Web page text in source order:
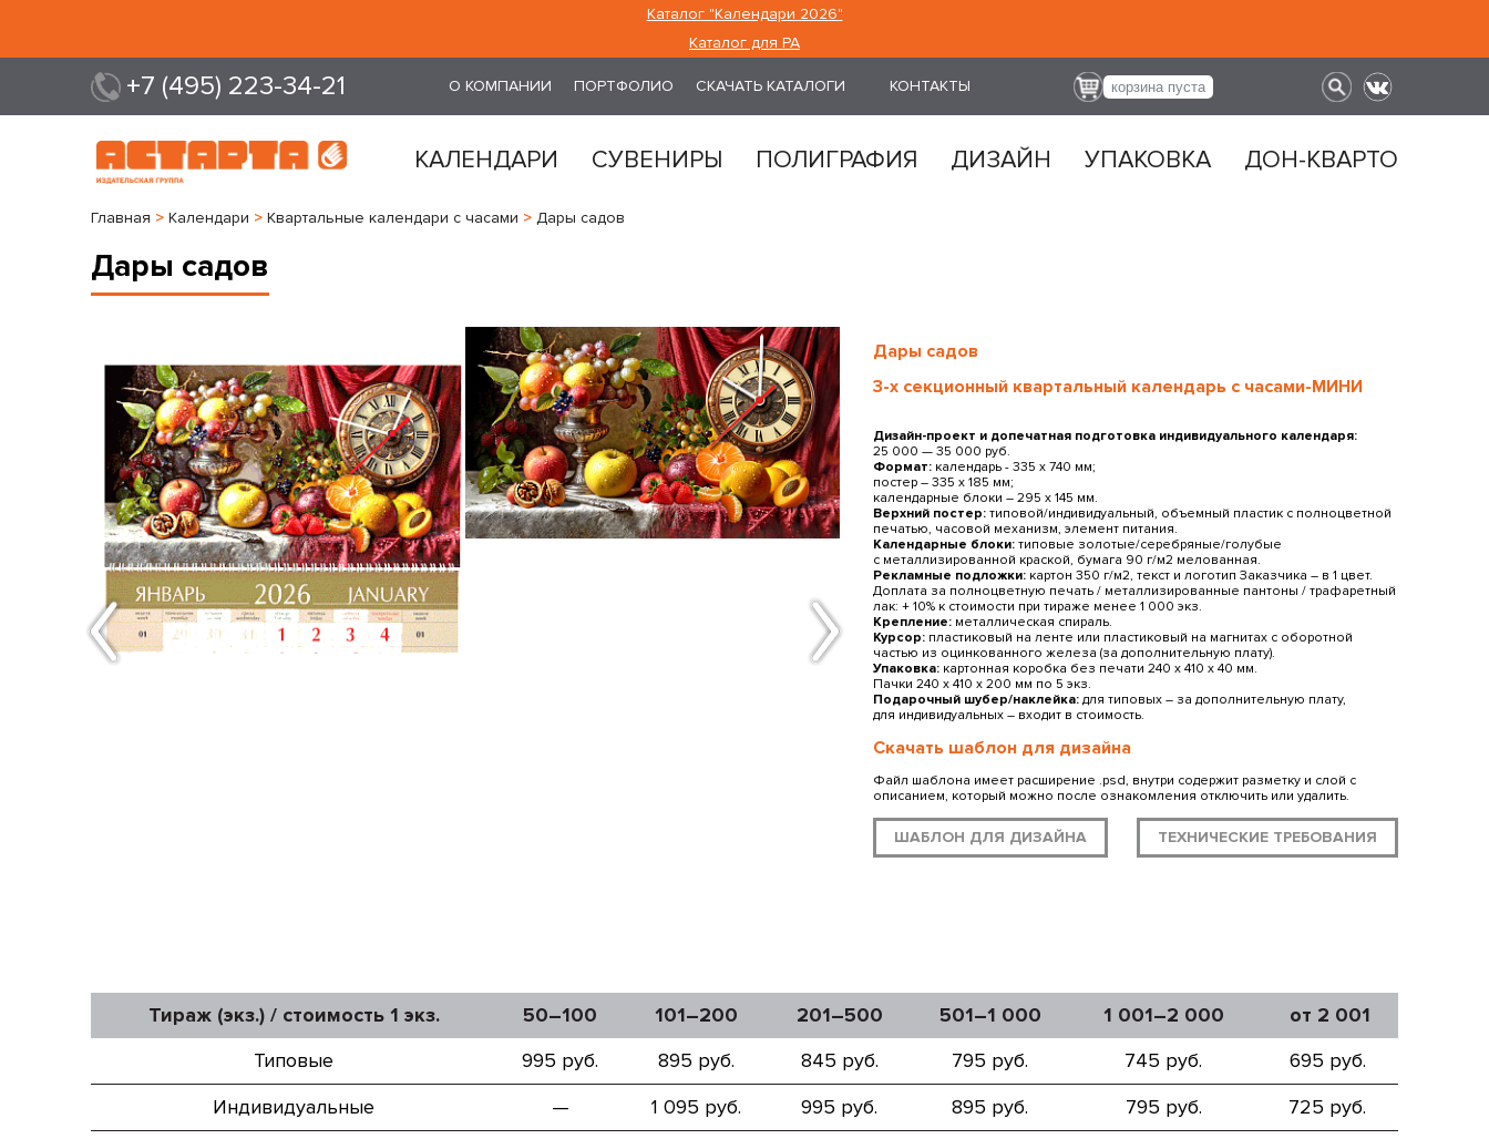
Каталог "Календари 2026"
Каталог для РА
+7 (495) 223-34-21 О КОМПАНИИ ПОРТФОЛИО СКАЧАТЬ КАТАЛОГИ КОНТАКТЫ корзина пуста
КАЛЕНДАРИ СУВЕНИРЫ ПОЛИГРАФИЯ ДИЗАЙН УПАКОВКА ДОН-КВАРТО
Главная > Календари > Квартальные календари с часами > Дары садов
Дары садов
Дары садов
3-х секционный квартальный календарь с часами-МИНИ
Дизайн-проект и допечатная подготовка индивидуального календаря:
25 000 — 35 000 руб.
Формат:календарь - 335 х 740 мм;
постер ― 335 x 185 мм;
календарные блоки ― 295 х 145 мм.
Верхний постер:типовой/индивидуальный, объемный пластик с полноцветной
печатью, часовой механизм, элемент питания.
Календарные блоки:типовые золотые/серебряные/голубые
с металлизированной краской, бумага 90 г/м2 мелованная.
Рекламные подложки:картон 350 г/м2, текст и логотип Заказчика ― в 1 цвет.
Доплата за полноцветную печать / металлизированные пантоны / трафаретный
лак: + 10% к стоимости при тираже менее 1 000 экз.
Крепление:металлическая спираль.
Курсор: пластиковый на ленте или пластиковый на магнитах с оборотной
частью из оцинкованного железа (за дополнительную плату).
Упаковка:картонная коробка без печати 240 x 410 x 40 мм.
Пачки 240 x 410 x 200 мм по 5 экз.
Подарочный шубер/наклейка:для типовых ― за дополнительную плату,
для индивидуальных ― входит в стоимость.
Скачать шаблон для дизайна
Файл шаблона имеет расширение .psd, внутри содержит разметку и слой с
описанием, который можно после ознакомления отключить или удалить.
ШАБЛОН ДЛЯ ДИЗАЙНА ТЕХНИЧЕСКИЕ ТРЕБОВАНИЯ
Тираж (экз.) / стоимость 1 экз. 50–100 101–200 201–500 501–1 000 1 001–2 000
от 2 001
Типовые
995 руб. 895 руб. 845 руб. 795 руб. 745 руб.
695 руб.
Индивидуальные
— 1 095 руб. 995 руб. 895 руб. 795 руб.
725 руб.